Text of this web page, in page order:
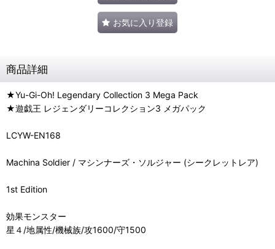
お気に入り登録
商品詳細
★Yu-Gi-Oh! Legendary Collection 3 Mega Pack
★遊戯王 レジェンダリーコレクション3 メガパック
LCYW-EN168
Machina Soldier / マシンナーズ・ソルジャー (シークレットレア)
1st Edition
効果モンスター
星４/地属性/機械族/攻1600/守1500